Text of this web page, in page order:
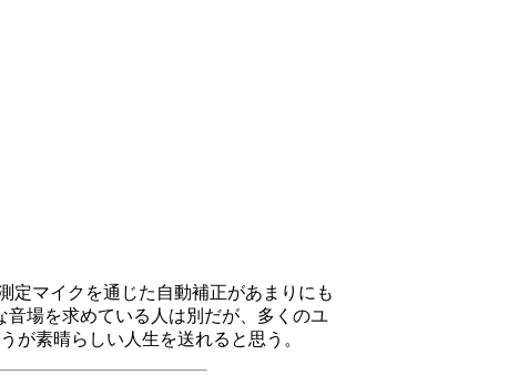
定マイクを通じた自動補正があまりにも
場を求めている人は別だが、多くのユ
が素晴らしい人生を送れると思う。